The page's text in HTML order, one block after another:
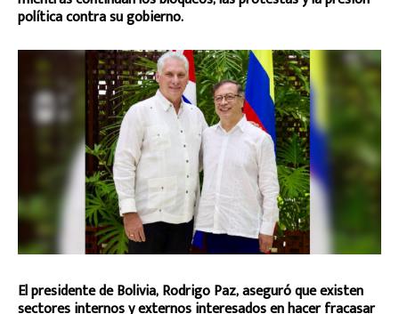
política contra su gobierno.
El presidente de Bolivia, Rodrigo Paz, aseguró que existen
sectores internos y externos interesados en hacer fracasar